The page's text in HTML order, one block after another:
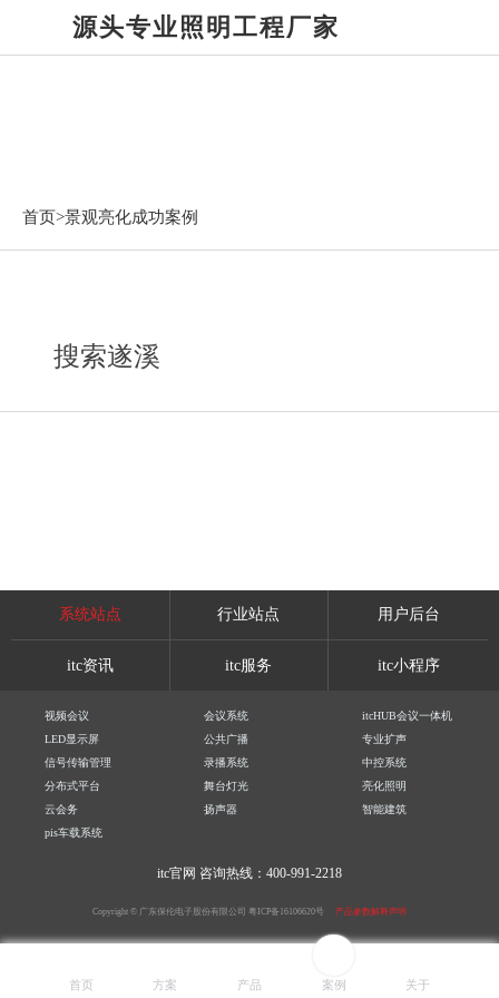
源头专业照明工程厂家
首页>景观亮化成功案例
搜索遂溪
系统站点 行业站点 用户后台
itc资讯 itc服务 itc小程序
视频会议 会议系统
itcHUB会议一体机
LED显示屏
公共广播
专业扩声
信号传输管理
录播系统
中控系统
分布式平台
舞台灯光
亮化照明
云会务
扬声器
智能建筑
pis车载系统
itc官网 咨询热线：400-991-2218
Copyright © 广东保伦电子股份有限公司 粤ICP备16106620号 产品参数解释声明
首页 方案 产品 案例 关于